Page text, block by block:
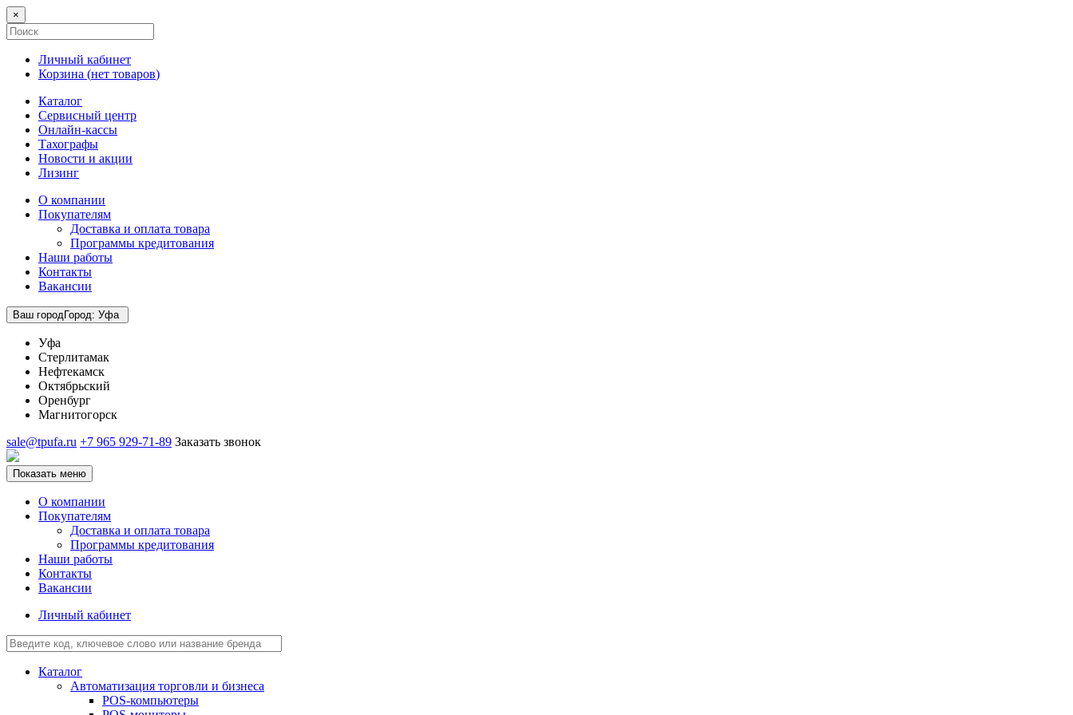
×
Личный кабинет
Корзина (нет товаров)
Каталог
Сервисный центр
Онлайн-кассы
Тахографы
Новости и акции
Лизинг
О компании
Покупателям
Доставка и оплата товара
Программы кредитования
Наши работы
Контакты
Вакансии
Ваш городГород: Уфа
Уфа
Стерлитамак
Нефтекамск
Октябрьский
Оренбург
Магнитогорск
sale@tpufa.ru +7 965 929-71-89 Заказать звонок
Показать меню
О компании
Покупателям
Доставка и оплата товара
Программы кредитования
Наши работы
Контакты
Вакансии
Личный кабинет
Каталог
Автоматизация торговли и бизнеса
POS-компьютеры